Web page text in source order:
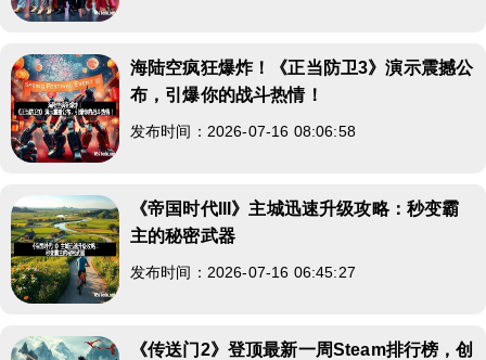
海陆空疯狂爆炸！《正当防卫3》演示震撼公
布，引爆你的战斗热情！
发布时间：2026-07-16 08:06:58
《帝国时代III》主城迅速升级攻略：秒变霸
主的秘密武器
发布时间：2026-07-16 06:45:27
《传送门2》登顶最新一周Steam排行榜，创